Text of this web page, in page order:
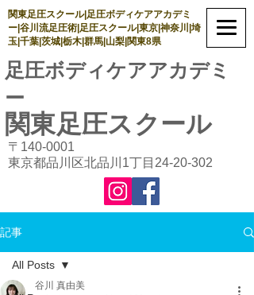
関東足圧スクール|足圧ボディケアアカデミ
ー|谷川流足圧術|足圧スクール|東京|神奈川|埼
玉|千葉|茨城|栃木|群馬|山梨|関東8県
足圧ボディケアアカデミ
ー
関東足圧スクール
〒140-0001
東京都品川区北品川1丁目24-20-302
記事
All Posts
谷川 真由美